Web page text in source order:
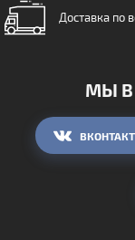
Доставка по
МЫ В